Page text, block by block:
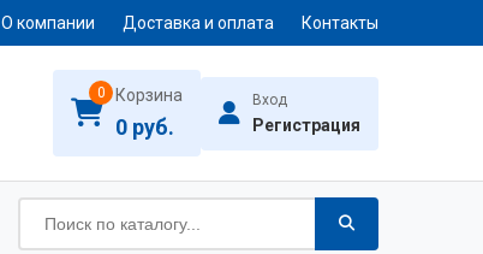
О компании Доставка и оплата Контакты
0 Корзина
0 руб.
Вход
Регистрация